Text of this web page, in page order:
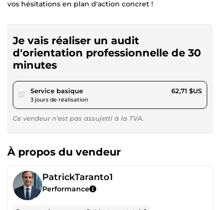
vos hésitations en plan d'action concret !
Je vais réaliser un audit
d'orientation professionnelle de 30
minutes
Service basiquepour 57,80 $US
3 jours de réalisation
62,71 $US
Ce vendeur n’est pas assujetti à la TVA.
À propos du vendeur
PatrickTaranto1
Performance